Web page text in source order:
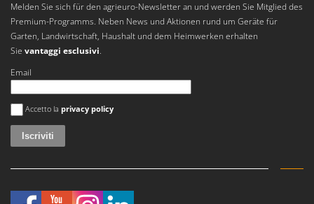
N
New O.M.R.A.
Nilfisk
Novatec
Novital
NuAir
O
Officine Savioli
Melden Sie sich für den agrieuro-Newsletter an und werden Sie Mitglied des
Premium-Programms. Neben News und Aktionen rund um Geräte für
Garten, Landwirtschaft, Haushalt und dem Heimwerken erhalten
Sie vantaggi esclusivi.
Email
Si è verificato un errore
Accetto la privacy policy